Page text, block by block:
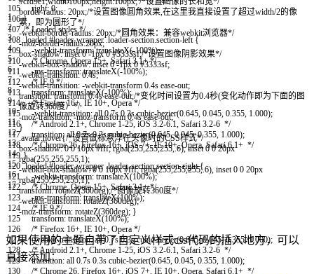
105
106
107
108
109
110
111
112
113
114
115
116
117
118
119
120
121
122
123
124
125
126
127
128
129
130
right: 0;
}
/* Loaded styles */
.loaded #loader-wrapper .loader-section.section-left {
-webkit-transform: translateX(-100%);
/* Chrome, Opera 15+, Safari 3.1+ */
-ms-transform: translateX(-100%);
/* IE 9 */
transform: translateX(-100%);
/* Firefox 16+, IE 10+, Opera */
-webkit-transition: all 0.7s 0.3s cubic-bezier(0.645, 0.045, 0.355, 1.000);
/* Android 2.1+, Chrome 1-25, iOS 3.2-6.1, Safari 3.2-6 */
transition: all 0.7s 0.3s cubic-bezier(0.645, 0.045, 0.355, 1.000);
/* Chrome 26, Firefox 16+, iOS 7+, IE 10+, Opera, Safari 6.1+ */
}
.loaded #loader-wrapper .loader-section.section-right{
-webkit-transform: translateX(100%);
/* Chrome, Opera 15+, Safari 3.1+ */
-ms-transform: translateX(100%);
/* IE 9 */
transform: translateX(100%);
/* Firefox 16+, IE 10+, Opera */
-webkit-transition: all 0.7s 0.3s cubic-bezier(0.645, 0.045, 0.355, 1.000);
/* Android 2.1+, Chrome 1-25, iOS 3.2-6.1, Safari 3.2-6 */
transition: all 0.7s 0.3s cubic-bezier(0.645, 0.045, 0.355, 1.000);
/* Chrome 26, Firefox 16+, iOS 7+, IE 10+, Opera, Safari 6.1+ */
1
2
3
4
5
6
7
8
9
10
11
12
13
14
15
16
17
border-radius: 20px;/*设置图像圆角效果,在这里我直接设置了超过width/2的像
素，即为圆形了*/
-webkit-border-radius: 20px;/*圆角效果：兼容webkit浏览器*/
-moz-border-radius:20px;
box-shadow: inset 0 -1px 0 #3333sf;/*设置图像阴影效果*/
-webkit-box-shadow: inset 0 -1px 0 #3333sf;
-webkit-transition: 0.4s;
-webkit-transition: -webkit-transform 0.4s ease-out;
transition: transform 0.4s ease-out;/*变化时间设置为0.4秒(变化动作即为下面的图
像旋转360度）*/
-moz-transition: -moz-transform 0.4s ease-out;
}
.avatar:hover{/*设置鼠标悬浮在头像时的CSS样式*/
box-shadow: 0 0 10px #fff; rgba(255,255,255,.6), inset 0 0 20px
rgba(255,255,255,1);
-webkit-box-shadow: 0 0 10px #fff; rgba(255,255,255,.6), inset 0 0 20px
rgba(255,255,255,1);
transform: rotateZ(360deg);/*图像旋转360度*/
-webkit-transform: rotateZ(360deg);
-moz-transform: rotateZ(360deg); }
如果使用的主题自带了自定义样式css代码的插入地方，可以
直接添加：